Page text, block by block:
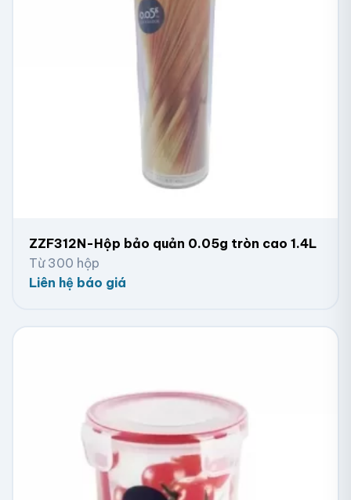
ZZF312N-Hộp bảo quản 0.05g tròn cao 1.4L
Từ 300 hộp
Liên hệ báo giá